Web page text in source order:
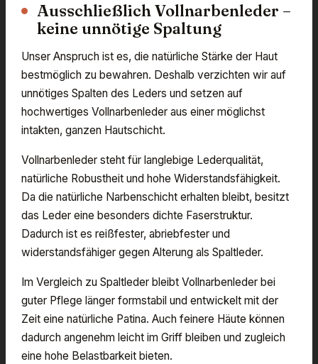
Ausschließlich Vollnarbenleder –
keine unnötige Spaltung
Unser Anspruch ist es, die natürliche Stärke der Haut
bestmöglich zu bewahren. Deshalb verzichten wir auf
unnötiges Spalten des Leders und setzen auf
hochwertiges Vollnarbenleder aus einer möglichst
intakten, ganzen Hautschicht.
Vollnarbenleder steht für langlebige Lederqualität,
natürliche Robustheit und hohe Widerstandsfähigkeit.
Da die natürliche Narbenschicht erhalten bleibt, besitzt
das Leder eine besonders dichte Faserstruktur.
Dadurch ist es reißfester, abriebfester und
widerstandsfähiger gegen Alterung als Spaltleder.
Im Vergleich zu Spaltleder bleibt Vollnarbenleder bei
guter Pflege länger formstabil und entwickelt mit der
Zeit eine natürliche Patina. Auch feinere Häute können
dadurch angenehm leicht im Griff bleiben und zugleich
eine hohe Belastbarkeit bieten.